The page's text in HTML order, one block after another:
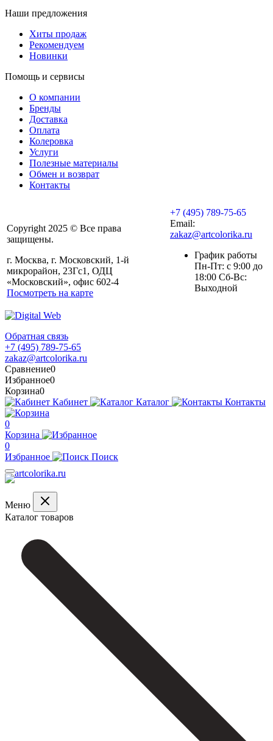
Наши предложения
Хиты продаж
Рекомендуем
Новинки
Помощь и сервисы
О компании
Бренды
Доставка
Оплата
Колеровка
Услуги
Полезные материалы
Обмен и возврат
Контакты
Copyright 2025 © Все права
защищены.
г. Москва, г. Московский, 1-й
микрорайон, 23Гс1, ОДЦ
«Московский», офис 602-4
Посмотреть на карте
+7 (495) 789-75-65
Email:
zakaz@artcolorika.ru
График работы
Пн-Пт: с 9:00 до
18:00 Сб-Вс:
Выходной
Обратная связь
+7 (495) 789-75-65
zakaz@artcolorika.ru
Сравнение0
Избранное0
Корзина0
Кабинет
Каталог Контакты
0
Корзина
0
Избранное
Поиск
Меню
Каталог товаров